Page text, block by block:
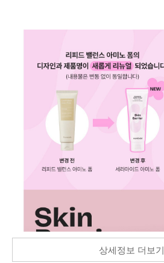
상세정보 더보기